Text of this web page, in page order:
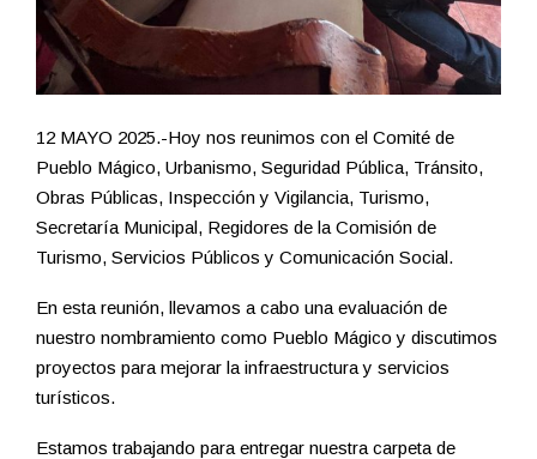
12 MAYO 2025.-Hoy nos reunimos con el Comité de
Pueblo Mágico, Urbanismo, Seguridad Pública, Tránsito,
Obras Públicas, Inspección y Vigilancia, Turismo,
Secretaría Municipal, Regidores de la Comisión de
Turismo, Servicios Públicos y Comunicación Social.
En esta reunión, llevamos a cabo una evaluación de
nuestro nombramiento como Pueblo Mágico y discutimos
proyectos para mejorar la infraestructura y servicios
turísticos.
Estamos trabajando para entregar nuestra carpeta de